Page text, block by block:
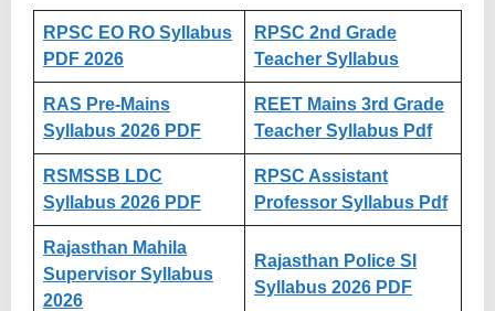
RPSC EO RO Syllabus
PDF 2026
RPSC 2nd Grade
Teacher Syllabus
RAS Pre-Mains
Syllabus 2026 PDF
REET Mains 3rd Grade
Teacher Syllabus Pdf
RSMSSB LDC
Syllabus 2026 PDF
RPSC Assistant
Professor Syllabus Pdf
Rajasthan Mahila
Supervisor Syllabus
2026
Rajasthan Police SI
Syllabus 2026 PDF